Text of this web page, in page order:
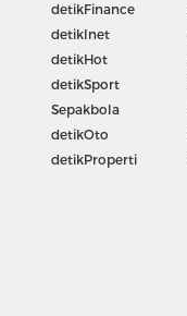
detikFinance
detikInet
detikHot
detikSport
Sepakbola
detikOto
detikProperti